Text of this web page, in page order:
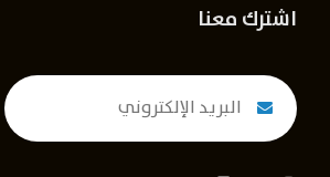
اشترك معنا